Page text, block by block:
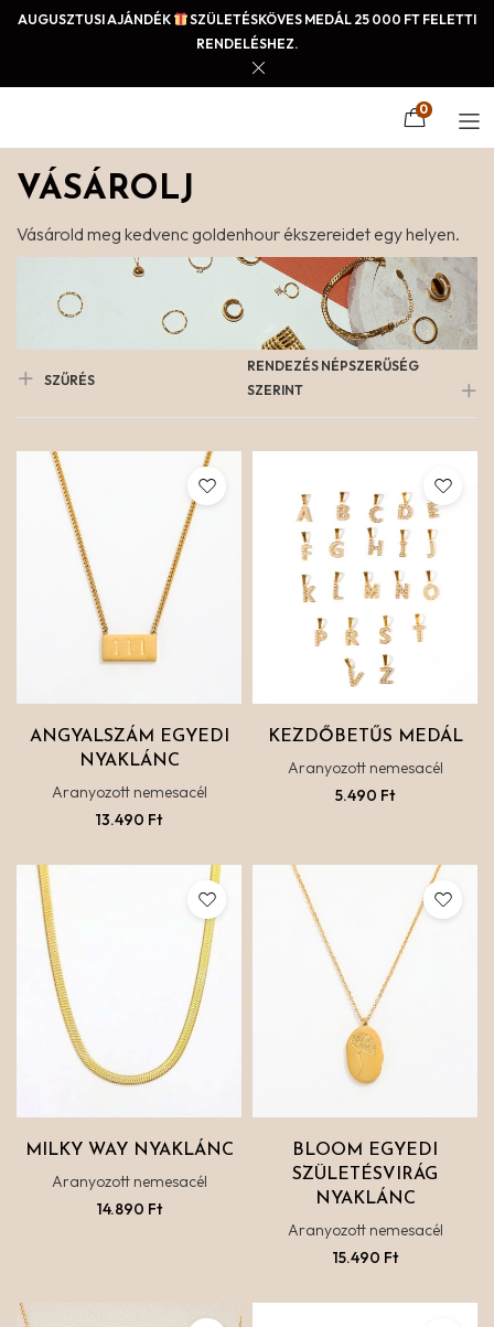
AUGUSZTUSI AJÁNDÉK
SZÜLETÉSKÖVES MEDÁL 25 000 FT FELETTI
RENDELÉSHEZ.
0
VÁSÁROLJ
Vásárold meg kedvenc goldenhour ékszereidet egy helyen.
SZŰRÉS
RENDEZÉS NÉPSZERŰSÉG
SZERINT
ANGYALSZÁM EGYEDI
NYAKLÁNC
Aranyozott nemesacél
13.490 Ft
KEZDŐBETŰS MEDÁL
Aranyozott nemesacél
5.490 Ft
MILKY WAY NYAKLÁNC
Aranyozott nemesacél
14.890 Ft
BLOOM EGYEDI
SZÜLETÉSVIRÁG
NYAKLÁNC
Aranyozott nemesacél
15.490 Ft